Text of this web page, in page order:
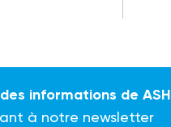
informations de ASH
à notre newsletter